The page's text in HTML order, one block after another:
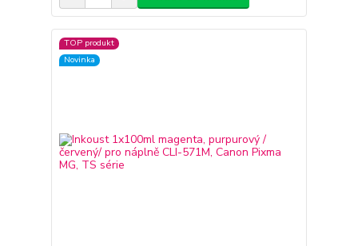
TOP produkt
Novinka